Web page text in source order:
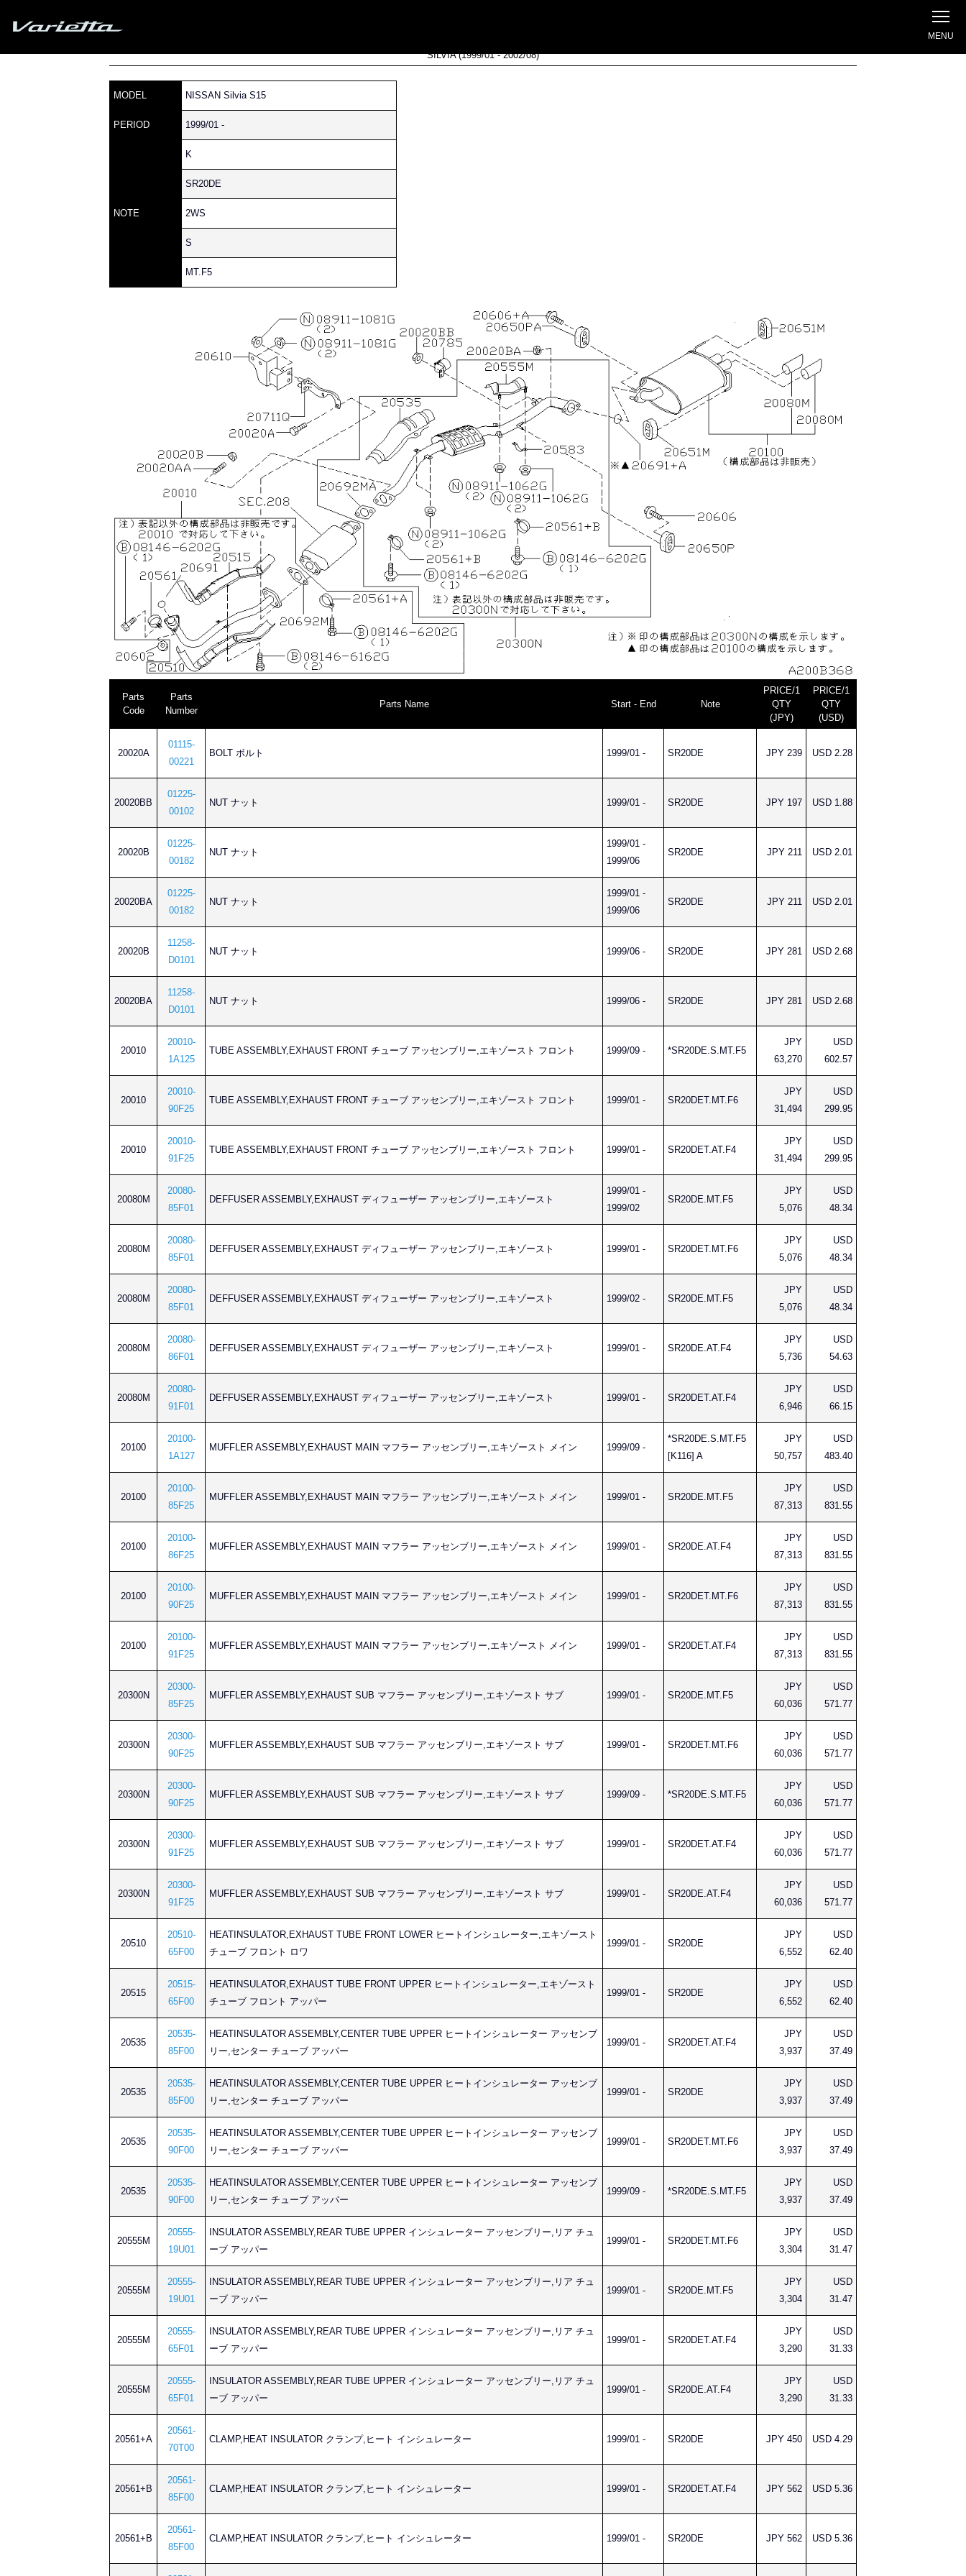
Home
SILVIA (1999/01 - 2002/08)
MODEL NISSAN Silvia S15
PERIOD 1999/01 -
NOTE
K
SR20DE
2WS
S
MT.F5
Parts
Code
Parts
Number
Parts Name Start - End Note
PRICE/1
QTY
(JPY)
PRICE/1
QTY
(USD)
20020A
01115-
00221
BOLT ボルト 1999/01 - SR20DE JPY 239 USD 2.28
20020BB
01225-
00102
NUT ナット 1999/01 - SR20DE JPY 197 USD 1.88
20020B
01225-
00182
NUT ナット
1999/01 -
1999/06
SR20DE JPY 211 USD 2.01
20020BA
01225-
00182
NUT ナット
1999/01 -
1999/06
SR20DE JPY 211 USD 2.01
20020B
11258-
D0101
NUT ナット 1999/06 - SR20DE JPY 281 USD 2.68
20020BA
11258-
D0101
NUT ナット 1999/06 - SR20DE JPY 281 USD 2.68
20010
20010-
1A125
TUBE ASSEMBLY,EXHAUST FRONT チューブ アッセンブリー,エキゾースト フロント 1999/09 - *SR20DE.S.MT.F5
JPY
63,270
USD
602.57
20010
20010-
90F25
TUBE ASSEMBLY,EXHAUST FRONT チューブ アッセンブリー,エキゾースト フロント 1999/01 - SR20DET.MT.F6
JPY
31,494
USD
299.95
20010
20010-
91F25
TUBE ASSEMBLY,EXHAUST FRONT チューブ アッセンブリー,エキゾースト フロント 1999/01 - SR20DET.AT.F4
JPY
31,494
USD
299.95
20080M
20080-
85F01
DEFFUSER ASSEMBLY,EXHAUST ディフューザー アッセンブリー,エキゾースト
1999/01 -
1999/02
SR20DE.MT.F5
JPY
5,076
USD
48.34
20080M
20080-
85F01
DEFFUSER ASSEMBLY,EXHAUST ディフューザー アッセンブリー,エキゾースト 1999/01 - SR20DET.MT.F6
JPY
5,076
USD
48.34
20080M
20080-
85F01
DEFFUSER ASSEMBLY,EXHAUST ディフューザー アッセンブリー,エキゾースト 1999/02 - SR20DE.MT.F5
JPY
5,076
USD
48.34
20080M
20080-
86F01
DEFFUSER ASSEMBLY,EXHAUST ディフューザー アッセンブリー,エキゾースト 1999/01 - SR20DE.AT.F4
JPY
5,736
USD
54.63
20080M
20080-
91F01
DEFFUSER ASSEMBLY,EXHAUST ディフューザー アッセンブリー,エキゾースト 1999/01 - SR20DET.AT.F4
JPY
6,946
USD
66.15
20100
20100-
1A127
MUFFLER ASSEMBLY,EXHAUST MAIN マフラー アッセンブリー,エキゾースト メイン 1999/09 -
*SR20DE.S.MT.F5
[K116] A
JPY
50,757
USD
483.40
20100
20100-
85F25
MUFFLER ASSEMBLY,EXHAUST MAIN マフラー アッセンブリー,エキゾースト メイン 1999/01 - SR20DE.MT.F5
JPY
87,313
USD
831.55
20100
20100-
86F25
MUFFLER ASSEMBLY,EXHAUST MAIN マフラー アッセンブリー,エキゾースト メイン 1999/01 - SR20DE.AT.F4
JPY
87,313
USD
831.55
20100
20100-
90F25
MUFFLER ASSEMBLY,EXHAUST MAIN マフラー アッセンブリー,エキゾースト メイン 1999/01 - SR20DET.MT.F6
JPY
87,313
USD
831.55
20100
20100-
91F25
MUFFLER ASSEMBLY,EXHAUST MAIN マフラー アッセンブリー,エキゾースト メイン 1999/01 - SR20DET.AT.F4
JPY
87,313
USD
831.55
20300N
20300-
85F25
MUFFLER ASSEMBLY,EXHAUST SUB マフラー アッセンブリー,エキゾースト サブ 1999/01 - SR20DE.MT.F5
JPY
60,036
USD
571.77
20300N
20300-
90F25
MUFFLER ASSEMBLY,EXHAUST SUB マフラー アッセンブリー,エキゾースト サブ 1999/01 - SR20DET.MT.F6
JPY
60,036
USD
571.77
20300N
20300-
90F25
MUFFLER ASSEMBLY,EXHAUST SUB マフラー アッセンブリー,エキゾースト サブ 1999/09 - *SR20DE.S.MT.F5
JPY
60,036
USD
571.77
20300N
20300-
91F25
MUFFLER ASSEMBLY,EXHAUST SUB マフラー アッセンブリー,エキゾースト サブ 1999/01 - SR20DET.AT.F4
JPY
60,036
USD
571.77
20300N
20300-
91F25
MUFFLER ASSEMBLY,EXHAUST SUB マフラー アッセンブリー,エキゾースト サブ 1999/01 - SR20DE.AT.F4
JPY
60,036
USD
571.77
20510
20510-
65F00
HEATINSULATOR,EXHAUST TUBE FRONT LOWER ヒートインシュレーター,エキゾースト
チューブ フロント ロワ
1999/01 - SR20DE
JPY
6,552
USD
62.40
20515
20515-
65F00
HEATINSULATOR,EXHAUST TUBE FRONT UPPER ヒートインシュレーター,エキゾースト
チューブ フロント アッパー
1999/01 - SR20DE
JPY
6,552
USD
62.40
20535
20535-
85F00
HEATINSULATOR ASSEMBLY,CENTER TUBE UPPER ヒートインシュレーター アッセンブ
リー,センター チューブ アッパー
1999/01 - SR20DET.AT.F4
JPY
3,937
USD
37.49
20535
20535-
85F00
HEATINSULATOR ASSEMBLY,CENTER TUBE UPPER ヒートインシュレーター アッセンブ
リー,センター チューブ アッパー
1999/01 - SR20DE
JPY
3,937
USD
37.49
20535
20535-
90F00
HEATINSULATOR ASSEMBLY,CENTER TUBE UPPER ヒートインシュレーター アッセンブ
リー,センター チューブ アッパー
1999/01 - SR20DET.MT.F6
JPY
3,937
USD
37.49
20535
20535-
90F00
HEATINSULATOR ASSEMBLY,CENTER TUBE UPPER ヒートインシュレーター アッセンブ
リー,センター チューブ アッパー
1999/09 - *SR20DE.S.MT.F5
JPY
3,937
USD
37.49
20555M
20555-
19U01
INSULATOR ASSEMBLY,REAR TUBE UPPER インシュレーター アッセンブリー,リア チュ
ーブ アッパー
1999/01 - SR20DET.MT.F6
JPY
3,304
USD
31.47
20555M
20555-
19U01
INSULATOR ASSEMBLY,REAR TUBE UPPER インシュレーター アッセンブリー,リア チュ
ーブ アッパー
1999/01 - SR20DE.MT.F5
JPY
3,304
USD
31.47
20555M
20555-
65F01
INSULATOR ASSEMBLY,REAR TUBE UPPER インシュレーター アッセンブリー,リア チュ
ーブ アッパー
1999/01 - SR20DET.AT.F4
JPY
3,290
USD
31.33
20555M
20555-
65F01
INSULATOR ASSEMBLY,REAR TUBE UPPER インシュレーター アッセンブリー,リア チュ
ーブ アッパー
1999/01 - SR20DE.AT.F4
JPY
3,290
USD
31.33
20561+A
20561-
70T00
CLAMP,HEAT INSULATOR クランプ,ヒート インシュレーター 1999/01 - SR20DE JPY 450 USD 4.29
20561+B
20561-
85F00
CLAMP,HEAT INSULATOR クランプ,ヒート インシュレーター 1999/01 - SR20DET.AT.F4 JPY 562 USD 5.36
20561+B
20561-
85F00
CLAMP,HEAT INSULATOR クランプ,ヒート インシュレーター 1999/01 - SR20DE JPY 562 USD 5.36